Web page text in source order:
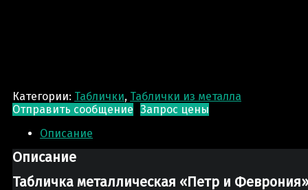
Категории: Таблички, Таблички из металла
Отправить сообщение Запрос цены
Описание
Описание
Табличка металлическая «Петр и